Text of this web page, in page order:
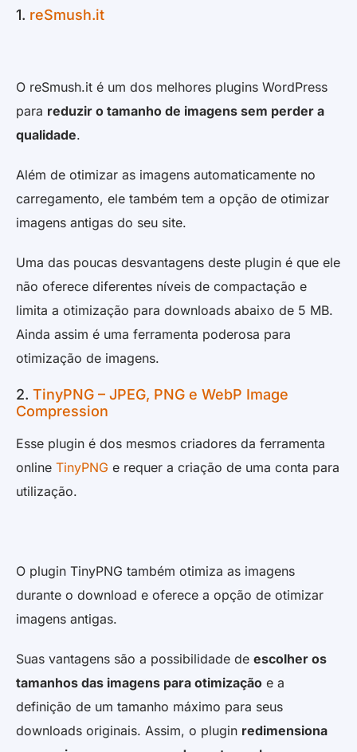
1. reSmush.it
O reSmush.it é um dos melhores plugins WordPress
para reduzir o tamanho de imagens sem perder a
qualidade.
Além de otimizar as imagens automaticamente no
carregamento, ele também tem a opção de otimizar
imagens antigas do seu site.
Uma das poucas desvantagens deste plugin é que ele
não oferece diferentes níveis de compactação e
limita a otimização para downloads abaixo de 5 MB.
Ainda assim é uma ferramenta poderosa para
otimização de imagens.
2. TinyPNG – JPEG, PNG e WebP Image
Compression
Esse plugin é dos mesmos criadores da ferramenta
online TinyPNG e requer a criação de uma conta para
utilização.
O plugin TinyPNG também otimiza as imagens
durante o download e oferece a opção de otimizar
imagens antigas.
Suas vantagens são a possibilidade de escolher os
tamanhos das imagens para otimização e a
definição de um tamanho máximo para seus
downloads originais. Assim, o plugin redimensiona